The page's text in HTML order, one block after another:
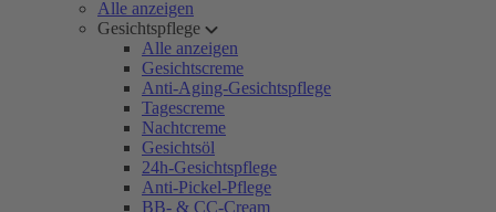
Alle anzeigen
Gesichtspflege
Alle anzeigen
Gesichtscreme
Anti-Aging-Gesichtspflege
Tagescreme
Nachtcreme
Gesichtsöl
24h-Gesichtspflege
Anti-Pickel-Pflege
BB- & CC-Cream